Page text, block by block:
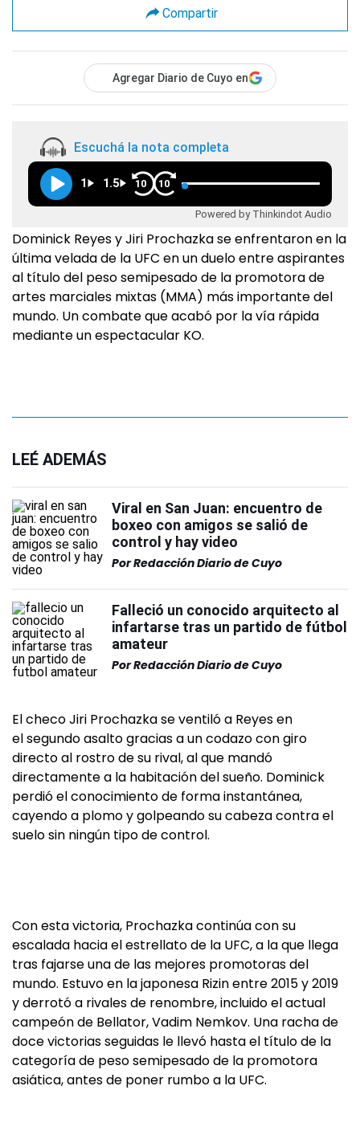
Compartir
Agregar Diario de Cuyo en
Escuchá la nota completa
1 1.5 10 10
Powered by Thinkindot Audio
Dominick Reyes y Jiri Prochazka se enfrentaron en la
última velada de la UFC en un duelo entre aspirantes
al título del peso semipesado de la promotora de
artes marciales mixtas (MMA) más importante del
mundo. Un combate que acabó por la vía rápida
mediante un espectacular KO.
LEÉ ADEMÁS
Viral en San Juan: encuentro de
boxeo con amigos se salió de
control y hay video
PorRedacción Diario de Cuyo
Falleció un conocido arquitecto al
infartarse tras un partido de fútbol
amateur
PorRedacción Diario de Cuyo
El checo Jiri Prochazka se ventiló a Reyes en
el segundo asalto gracias a un codazo con giro
directo al rostro de su rival, al que mandó
directamente a la habitación del sueño. Dominick
perdió el conocimiento de forma instantánea,
cayendo a plomo y golpeando su cabeza contra el
suelo sin ningún tipo de control.
Con esta victoria, Prochazka continúa con su
escalada hacia el estrellato de la UFC, a la que llega
tras fajarse una de las mejores promotoras del
mundo. Estuvo en la japonesa Rizin entre 2015 y 2019
y derrotó a rivales de renombre, incluido el actual
campeón de Bellator, Vadim Nemkov. Una racha de
doce victorias seguidas le llevó hasta el título de la
categoría de peso semipesado de la promotora
asiática, antes de poner rumbo a la UFC.